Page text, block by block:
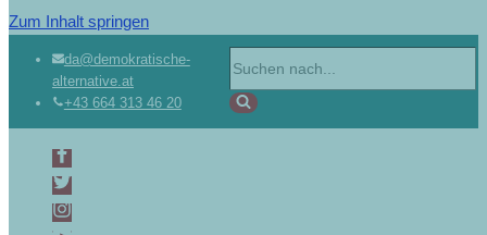
Zum Inhalt springen
da@demokratische-
alternative.at
+43 664 313 46 20